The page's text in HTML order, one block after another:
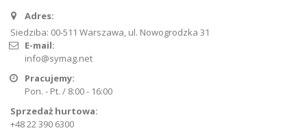
Adres:
Siedziba: 00-511 Warszawa, ul. Nowogrodzka 31
E-mail:
info@symag.net
Pracujemy:
Pon. - Pt. / 8:00 - 16:00
Sprzedaż hurtowa:
+48 22 390 6300